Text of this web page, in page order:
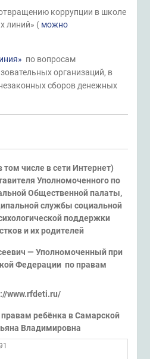
коррупции в школе
линий» ( можно
по вопросам
организаций, в
сборов денежных
числе в сети Интернет)
Уполномоченного по
Общественной палаты,
службы социальной
поддержки
и их родителей
— Уполномоченный при
Федерации по правам
www.rfdeti.ru/
ребёнка в Самарской
Владимировна